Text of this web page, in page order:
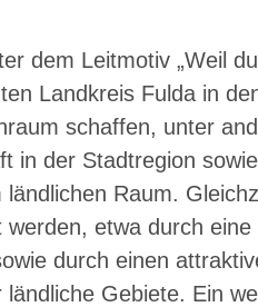
dem Leitmotiv „Weil
Landkreis Fulda in
schaffen, unter
in der Stadtregion
Raum.
etwa durch
durch einen
Gebiete. Ein